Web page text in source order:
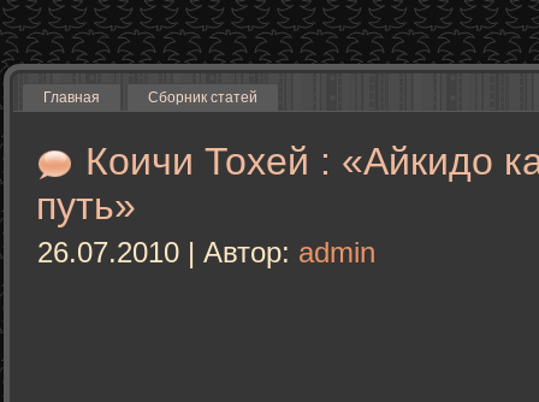
Главная Сборник статей
Коичи Тохей : «Айкидо
путь»
26.07.2010 | Автор: admin